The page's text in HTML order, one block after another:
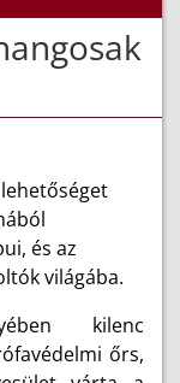
és az
világába.
kilenc
őrs,